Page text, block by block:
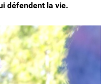
défendent la vie.